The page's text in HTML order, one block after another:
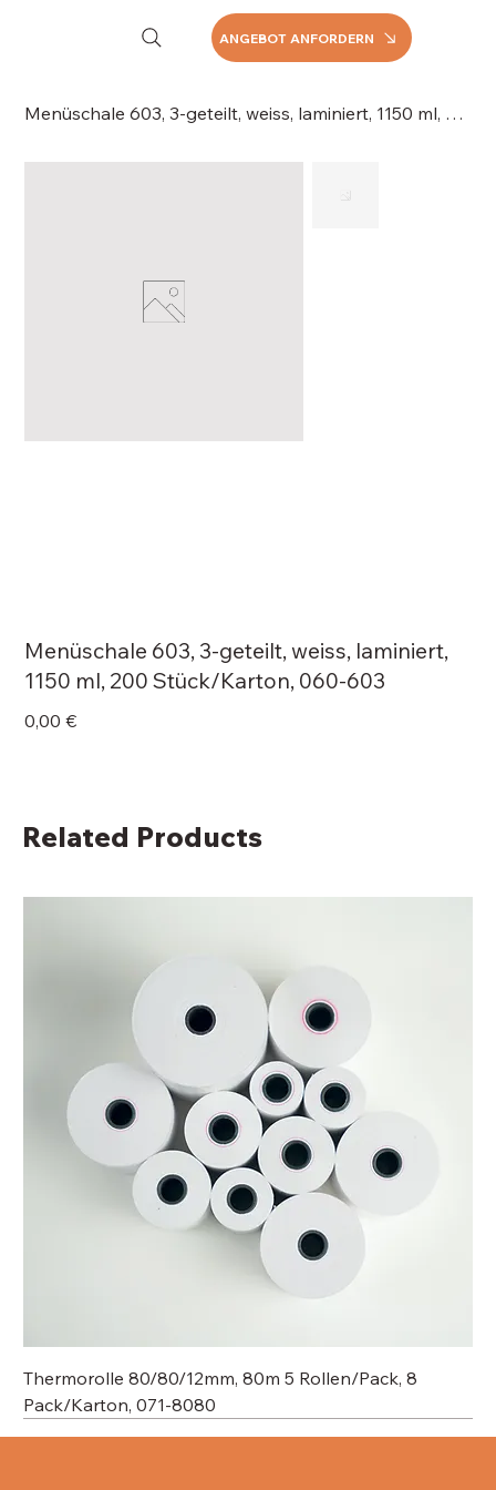
ANGEBOT ANFORDERN
Menüschale 603, 3-geteilt, weiss, laminiert, 1150 ml, 200 Stück/Karton, 060-603
Menüschale 603, 3-geteilt, weiss, laminiert,
1150 ml, 200 Stück/Karton, 060-603
Price
0,00 €
Related Products
Thermorolle 80/80/12mm, 80m 5 Rollen/Pack, 8
Pack/Karton, 071-8080